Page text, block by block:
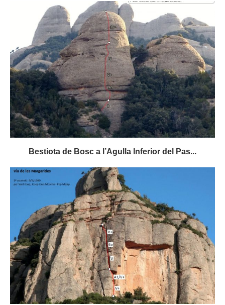
Bestiota de Bosc a l’Agulla Inferior del Pas...